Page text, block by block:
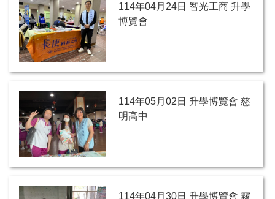
114年04月24日 智光工商 升學
博覽會
114年05月02日 升學博覽會 慈
明高中
114年04月30日 升學博覽會 霧